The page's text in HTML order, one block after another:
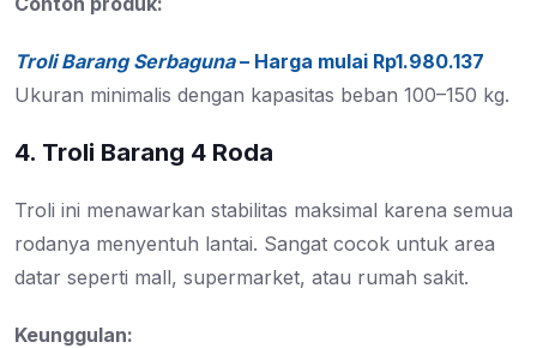
Troli Barang Serbaguna– Harga mulai Rp1.980.137
Ukuran minimalis dengan kapasitas beban 100–150 kg.
4. Troli Barang 4 Roda
Troli ini menawarkan stabilitas maksimal karena semua
rodanya menyentuh lantai. Sangat cocok untuk area
datar seperti mall, supermarket, atau rumah sakit.
Keunggulan: